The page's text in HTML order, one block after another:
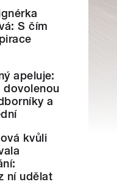
S čím
apeluje:
dovolenou
a
kvůli
ní udělat